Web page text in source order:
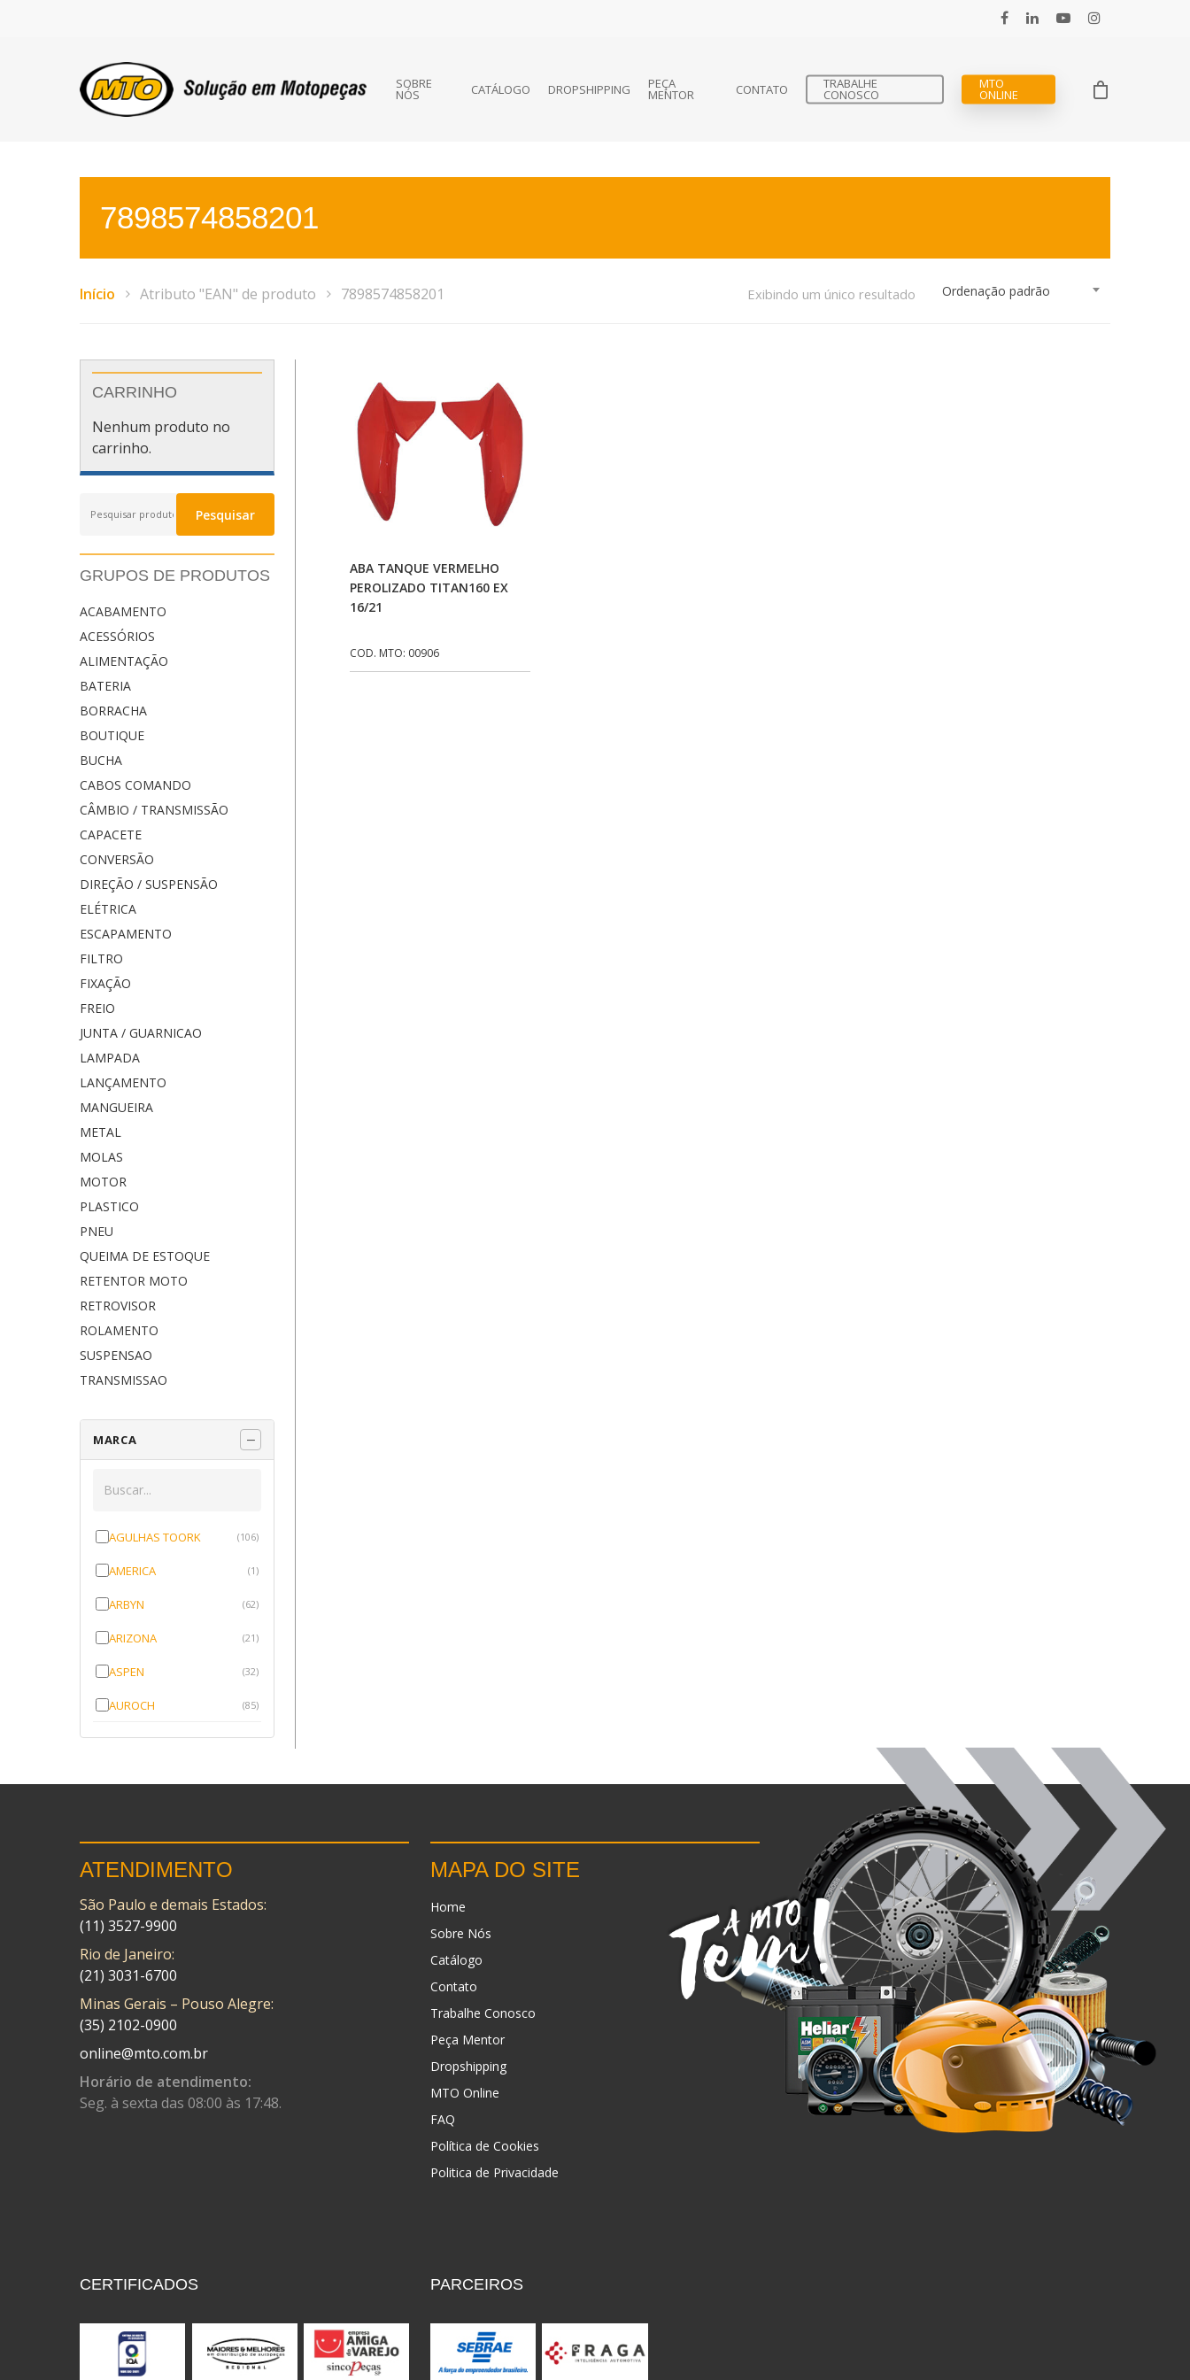
SOBRE
NÓS CATÁLOGO DROPSHIPPING PEÇA
MENTOR CONTATO TRABALHE
CONOSCO
MTO
ONLINE
7898574858201
Ordenação padrão
Exibindo um único resultado
Início Atributo "EAN" de produto 7898574858201
CARRINHO
Nenhum produto no
carrinho.
por:
Pesquisar
GRUPOS DE PRODUTOS
ACABAMENTO
ACESSÓRIOS
ALIMENTAÇÃO
BATERIA
BORRACHA
BOUTIQUE
BUCHA
CABOS COMANDO
CÂMBIO / TRANSMISSÃO
CAPACETE
CONVERSÃO
DIREÇÃO / SUSPENSÃO
ELÉTRICA
ESCAPAMENTO
FILTRO
FIXAÇÃO
FREIO
JUNTA / GUARNICAO
LAMPADA
LANÇAMENTO
MANGUEIRA
METAL
MOLAS
MOTOR
PLASTICO
PNEU
QUEIMA DE ESTOQUE
RETENTOR MOTO
RETROVISOR
ROLAMENTO
SUSPENSAO
TRANSMISSAO
MARCA
AGULHAS TOORK (106)
AMERICA (1)
ARBYN (62)
ARIZONA (21)
ASPEN (32)
AUROCH (85)
AURORENSE (143)
CAWU (10)
CISER
CMP (10)
COMETA
CONTROL FLEX (92)
CPL IMPORT
DANIDREA (160)
DIVERSOS
DOMINATOR (64)
Adicionar Ao Carrinho
ABA TANQUE VERMELHO
PEROLIZADO TITAN160 EX
16/21
COD. MTO: 00906
ATENDIMENTO
São Paulo e demais Estados:
(11) 3527-9900
Rio de Janeiro:
(21) 3031-6700
Minas Gerais – Pouso Alegre:
(35) 2102-0900
online@mto.com.br
Horário de atendimento:
Seg. à sexta das 08:00 às 17:48.
MAPA DO SITE
Home
Sobre Nós
Catálogo
Contato
Trabalhe Conosco
Peça Mentor
Dropshipping
MTO Online
FAQ
Política de Cookies
Politica de Privacidade
CERTIFICADOS PARCEIROS